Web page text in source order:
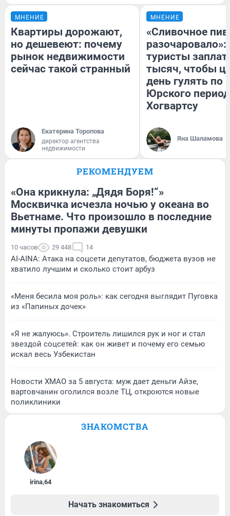
МНЕНИЕ
Квартиры дорожают,
но дешевеют: почему
рынок недвижимости
сейчас такой странный
Екатерина Торопова
директор агентства
недвижимости
МНЕНИЕ
«Сливочное
разочаровало»:
туристы
тысяч, чтобы
день гулять по
Юрского
Хогвартсу
Яна Шаламова
РЕКОМЕНДУЕМ
«Она крикнула: „Дядя Боря!“»
Москвичка исчезла ночью у океана во
Вьетнаме. Что произошло в последние
минуты пропажи девушки
10 часов 29 448 14
AI-AINA: Атака на соцсети депутатов, бюджета вузов не
хватило лучшим и сколько стоит арбуз
«Меня бесила моя роль»: как сегодня выглядит Пуговка
из «Папиных дочек»
«Я не жалуюсь». Строитель лишился рук и ног и стал
звездой соцсетей: как он живет и почему его семью
искал весь Узбекистан
Новости ХМАО за 5 августа: муж дает деньги Айзе,
вартовчанин оголился возле ТЦ, откроются новые
поликлиники
ЗНАКОМСТВА
irina,64
Начать знакомиться